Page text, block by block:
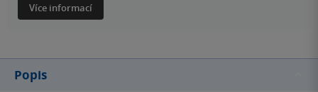
Více informací
Popis